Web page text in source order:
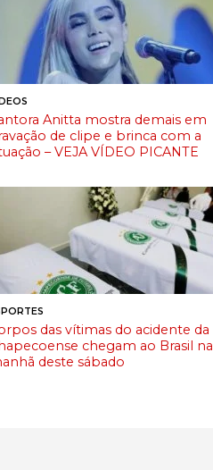
Anitta mostra demais em
de clipe e brinca com a
– VEJA VÍDEO PICANTE
das vítimas do acidente da
chegam ao Brasil na
deste sábado